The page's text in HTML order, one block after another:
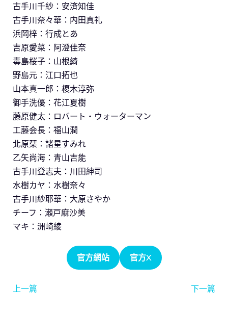
古手川千紗：安済知佳
古手川奈々華：内田真礼
浜岡梓：行成とあ
吉原愛菜：阿澄佳奈
毒島桜子：山根綺
野島元：江口拓也
山本真一郎：榎木淳弥
御手洗優：花江夏樹
藤原健太：ロバート・ウォーターマン
工藤会長：福山潤
北原栞：諸星すみれ
乙矢尚海：青山吉能
古手川登志夫：川田紳司
水樹カヤ：水樹奈々
古手川紗耶華：大原さやか
チーフ：瀬戸麻沙美
マキ：洲崎綾
官方網站 官方X
上一篇 下一篇